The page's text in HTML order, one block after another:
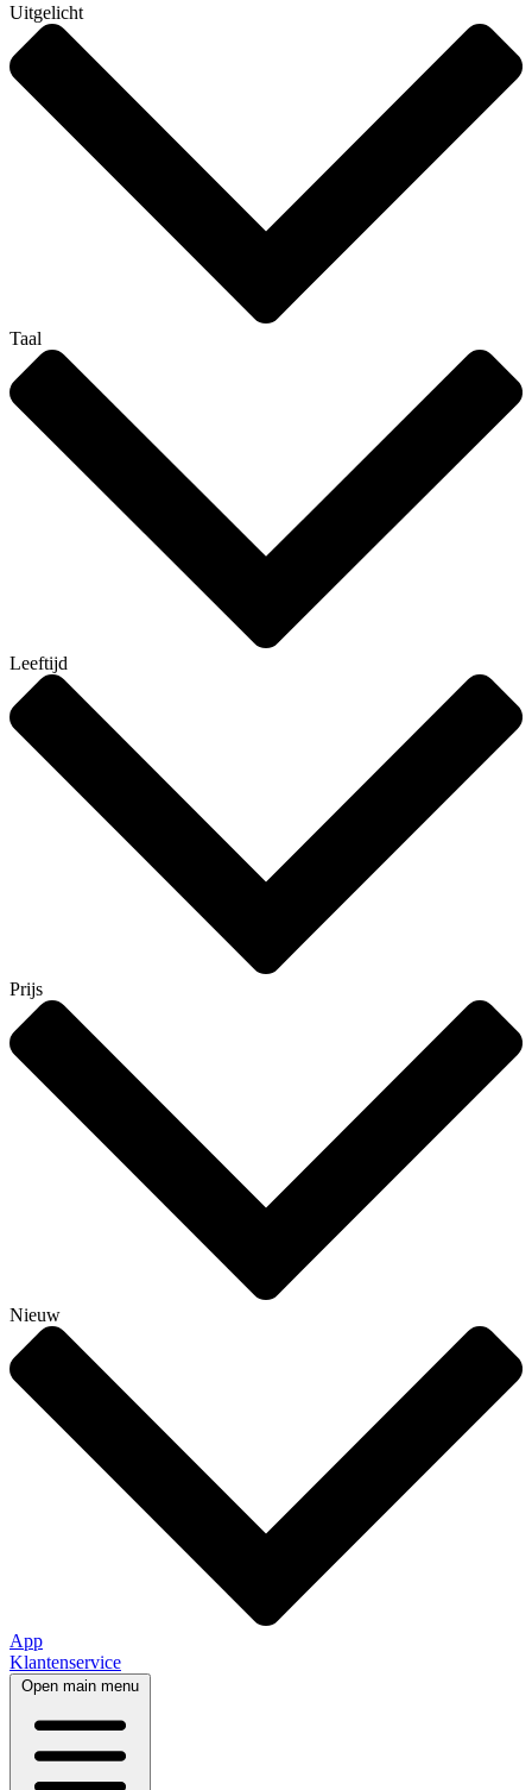
Uitgelicht
Taal
Leeftijd
Prijs
Nieuw
App
Klantenservice
Open main menu